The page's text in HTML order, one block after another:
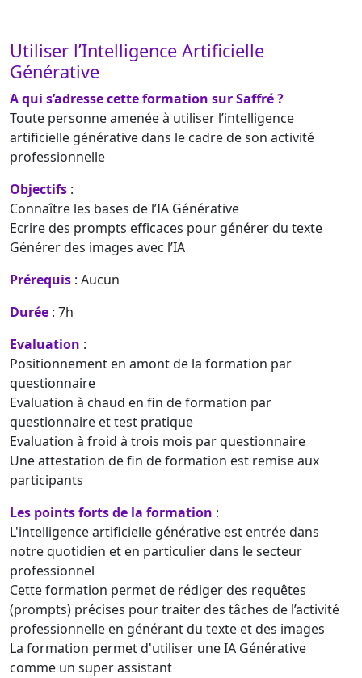
Utiliser l’Intelligence Artificielle
Générative
A qui s’adresse cette formation sur Saffré ?
Toute personne amenée à utiliser l’intelligence
artificielle générative dans le cadre de son activité
professionnelle
Objectifs :
Connaître les bases de l’IA Générative
Ecrire des prompts efficaces pour générer du texte
Générer des images avec l’IA
Prérequis : Aucun
Durée : 7h
Evaluation :
Positionnement en amont de la formation par
questionnaire
Evaluation à chaud en fin de formation par
questionnaire et test pratique
Evaluation à froid à trois mois par questionnaire
Une attestation de fin de formation est remise aux
participants
Les points forts de la formation :
L'intelligence artificielle générative est entrée dans
notre quotidien et en particulier dans le secteur
professionnel
Cette formation permet de rédiger des requêtes
(prompts) précises pour traiter des tâches de l’activité
professionnelle en générant du texte et des images
La formation permet d'utiliser une IA Générative
comme un super assistant